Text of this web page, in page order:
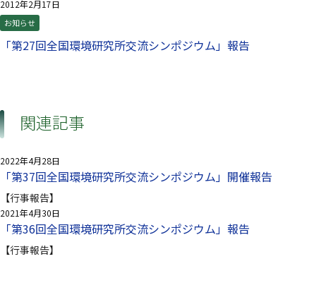
2012年2月17日
お知らせ
「第27回全国環境研究所交流シンポジウム」報告
関連記事
2022年4月28日
「第37回全国環境研究所交流シンポジウム」開催報告
【行事報告】
2021年4月30日
「第36回全国環境研究所交流シンポジウム」報告
【行事報告】